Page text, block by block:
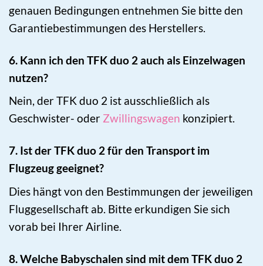
genauen Bedingungen entnehmen Sie bitte den
Garantiebestimmungen des Herstellers.
6. Kann ich den TFK duo 2 auch als Einzelwagen
nutzen?
Nein, der TFK duo 2 ist ausschließlich als
Geschwister- oder Zwillingswagen konzipiert.
7. Ist der TFK duo 2 für den Transport im
Flugzeug geeignet?
Dies hängt von den Bestimmungen der jeweiligen
Fluggesellschaft ab. Bitte erkundigen Sie sich
vorab bei Ihrer Airline.
8. Welche Babyschalen sind mit dem TFK duo 2